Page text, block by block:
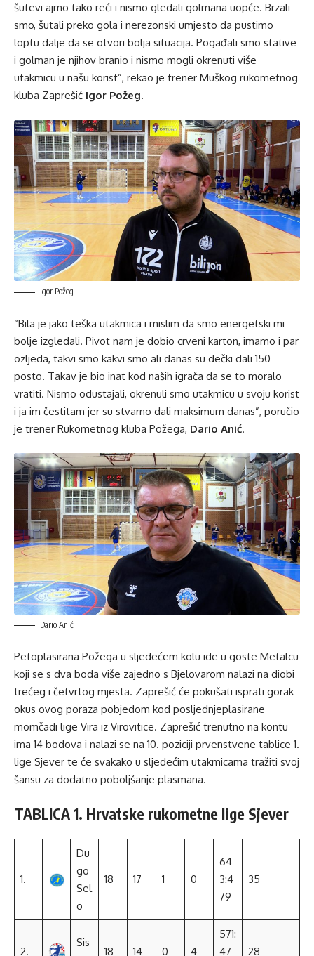
šutevi ajmo tako reći i nismo gledali golmana uopće. Brzali
smo, šutali preko gola i nerezonski umjesto da pustimo
loptu dalje da se otvori bolja situacija. Pogađali smo stative
i golman je njihov branio i nismo mogli okrenuti više
utakmicu u našu korist”, rekao je trener Muškog rukometnog
kluba Zaprešić Igor Požeg.
Igor Požeg
“Bila je jako teška utakmica i mislim da smo energetski mi
bolje izgledali. Pivot nam je dobio crveni karton, imamo i par
ozljeda, takvi smo kakvi smo ali danas su dečki dali 150
posto. Takav je bio inat kod naših igrača da se to moralo
vratiti. Nismo odustajali, okrenuli smo utakmicu u svoju korist
i ja im čestitam jer su stvarno dali maksimum danas”, poručio
je trener Rukometnog kluba Požega, Dario Anić.
Dario Anić
Petoplasirana Požega u sljedećem kolu ide u goste Metalcu
koji se s dva boda više zajedno s Bjelovarom nalazi na diobi
trećeg i četvrtog mjesta. Zaprešić će pokušati isprati gorak
okus ovog poraza pobjedom kod posljednjeplasirane
momčadi lige Vira iz Virovitice. Zaprešić trenutno na kontu
ima 14 bodova i nalazi se na 10. poziciji prvenstvene tablice 1.
lige Sjever te će svakako u sljedećim utakmicama tražiti svoj
šansu za dodatno poboljšanje plasmana.
TABLICA 1. Hrvatske rukometne lige Sjever
1.
Du
go
Sel
o
18 17 1 0
64
3:4
79
35
2.
Sis
18 14 0 4
571:
47
28